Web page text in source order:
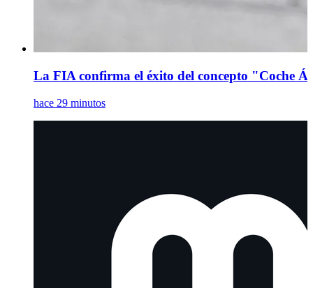
La FIA confirma el éxito del concepto "Coche
hace 29 minutos